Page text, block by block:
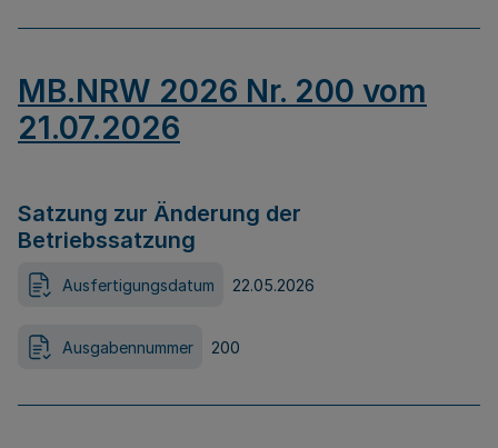
MB.NRW 2026 Nr. 200 vom
21.07.2026
Satzung zur Änderung der
Betriebssatzung
Ausfertigungsdatum 22.05.2026
Ausgabennummer 200